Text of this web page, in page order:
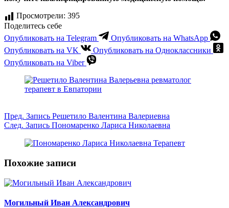
Просмотрели: 395
Поделитесь себе
Опубликовать на Telegram
Опубликовать на WhatsApp
Опубликовать на VK
Опубликовать на Одноклассники
Опубликовать на Viber
Пред. Запись Решетило Валентина Валериевна
След. Запись Пономаренко Лариса Николаевна
Похожие записи
Могильный Иван Александрович